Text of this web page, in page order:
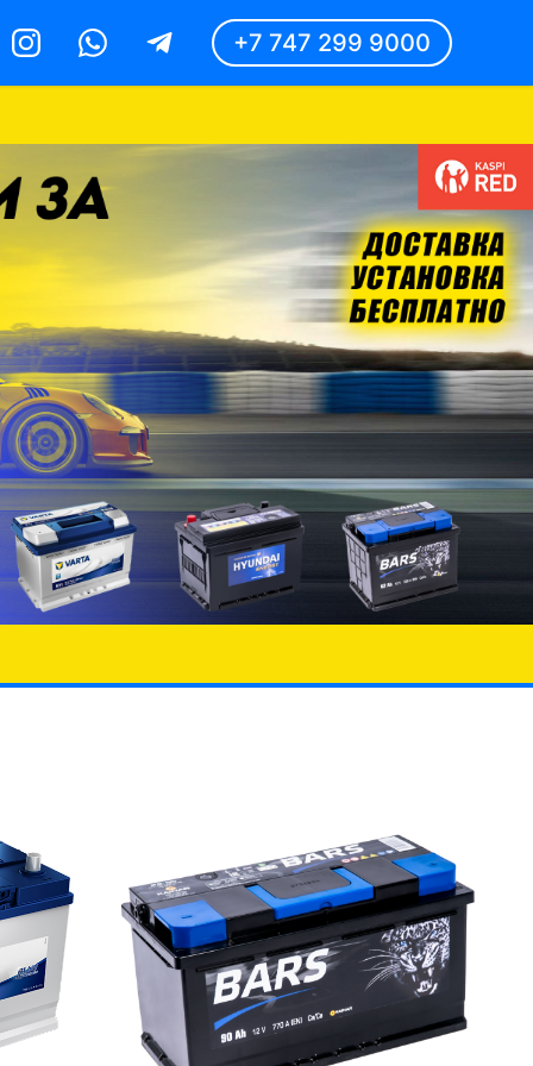
InstagramWhatsappTelegram +7 747 299 9000